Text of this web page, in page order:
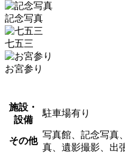
記念写真
七五三
お宮参り
施設・
設備
駐車場有り
その他
写真館、記念写真
真、遺影撮影、出